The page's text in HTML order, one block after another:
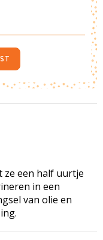
ze een half uurtje
in een
van olie en